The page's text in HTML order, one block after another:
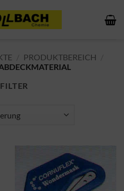
PRODUKTBEREICH
FILTER